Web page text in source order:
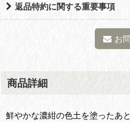
返品特約に関する重要事項
お
商品詳細
鮮やかな濃紺の色土を塗ったあ